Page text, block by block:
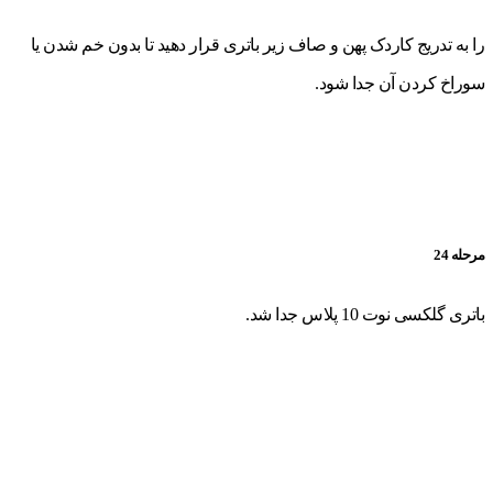
را به تدریج کاردک پهن و صاف زیر باتری قرار دهید تا بدون خم شدن یا
سوراخ کردن آن جدا شود.
مرحله 24
باتری گلکسی نوت 10 پلاس جدا شد.